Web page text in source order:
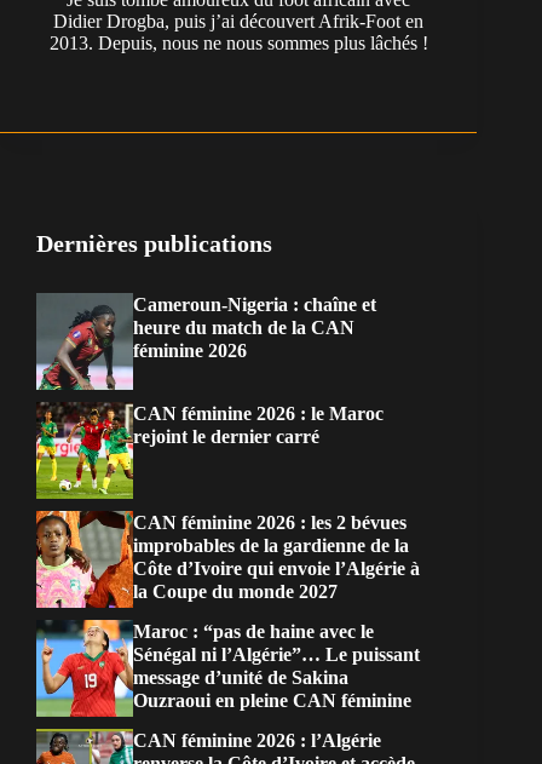
Didier Drogba, puis j’ai découvert Afrik-Foot en
2013. Depuis, nous ne nous sommes plus lâchés !
Dernières publications
Cameroun-Nigeria : chaîne et
heure du match de la CAN
féminine 2026
CAN féminine 2026 : le Maroc
rejoint le dernier carré
CAN féminine 2026 : les 2 bévues
improbables de la gardienne de la
Côte d’Ivoire qui envoie l’Algérie à
la Coupe du monde 2027
Maroc : “pas de haine avec le
Sénégal ni l’Algérie”… Le puissant
message d’unité de Sakina
Ouzraoui en pleine CAN féminine
CAN féminine 2026 : l’Algérie